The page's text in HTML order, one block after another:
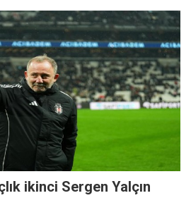
ikinci Sergen Yalçın